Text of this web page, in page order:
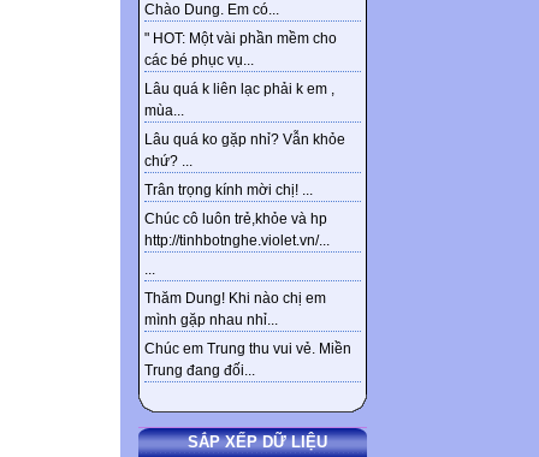
Chào Dung. Em có...
" HOT: Một vài phần mềm cho
các bé phục vụ...
Lâu quá k liên lạc phải k em ,
mùa...
Lâu quá ko gặp nhỉ? Vẫn khỏe
chứ? ...
Trân trọng kính mời chị! ...
Chúc cô luôn trẻ,khỏe và hp
http://tinhbotnghe.violet.vn/...
...
Thăm Dung! Khi nào chị em
mình gặp nhau nhỉ...
Chúc em Trung thu vui vẻ. Miền
Trung đang đối...
SẮP XẾP DỮ LIỆU